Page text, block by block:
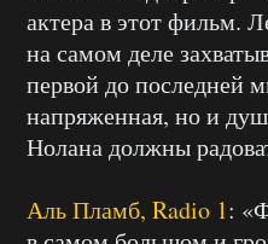
актера в этот фильм.
на самом деле
первой до последней
напряженная, но и
Нолана должны
Аль Пламб, Radio 1: